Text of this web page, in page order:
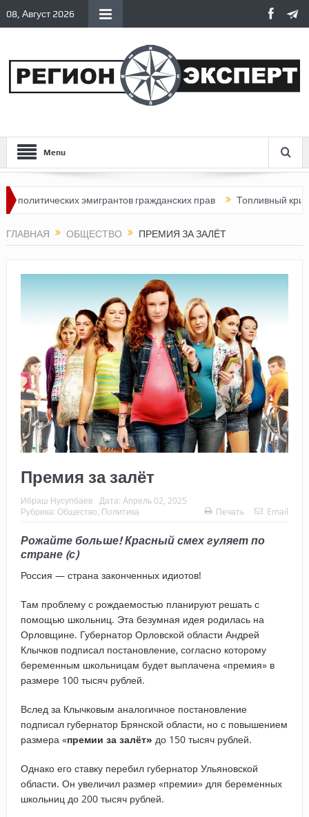
08, Август 2026
Menu
эмигрантов гражданских прав Топливный кризис в
ГЛАВНАЯ ОБЩЕСТВО ПРЕМИЯ ЗА ЗАЛЁТ
Премия за залёт
Ибраш Нусупбаев Дата: Апрель 02, 2025
Рубрика: Общество Политика Печать Email
Рожайте больше! Красный смех гуляет по
стране (с)
Россия — страна законченных идиотов!
Там проблему с рождаемостью планируют решать с
помощью школьниц. Эта безумная идея родилась на
Орловщине. Губернатор Орловской области Андрей
Клычков подписал постановление, согласно которому
беременным школьницам будет выплачена «премия» в
размере 100 тысяч рублей.
Вслед за Клычковым аналогичное постановление
подписал губернатор Брянской области, но с повышением
размера «премии за залёт» до 150 тысяч рублей.
Однако его ставку перебил губернатор Ульяновской
области. Он увеличил размер «премии» для беременных
школьниц до 200 тысяч рублей.